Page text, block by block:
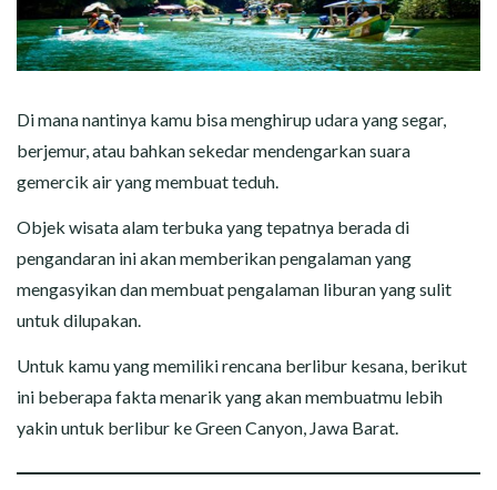
Di mana nantinya kamu bisa menghirup udara yang segar,
berjemur, atau bahkan sekedar mendengarkan suara
gemercik air yang membuat teduh.
Objek wisata alam terbuka yang tepatnya berada di
pengandaran ini akan memberikan pengalaman yang
mengasyikan dan membuat pengalaman liburan yang sulit
untuk dilupakan.
Untuk kamu yang memiliki rencana berlibur kesana, berikut
ini beberapa fakta menarik yang akan membuatmu lebih
yakin untuk berlibur ke Green Canyon, Jawa Barat.